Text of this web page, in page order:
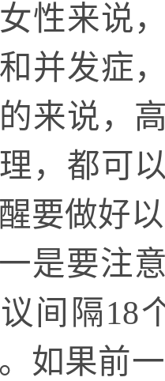
性来说
并发症
来说，
，都可
要做好
一是要注
间隔18
如果前